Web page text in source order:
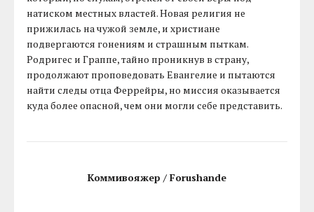
натиском местных властей. Новая религия не
прижилась на чужой земле, и христиане
подвергаются гонениям и страшным пыткам.
Родригес и Граппе, тайно проникнув в страну,
продолжают проповедовать Евангелие и пытаются
найти следы отца Феррейры, но миссия оказывается
куда более опасной, чем они могли себе представить.
Коммивояжер / Forushande